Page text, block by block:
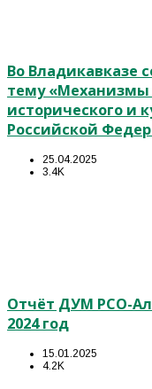
Во Владикавказе
тему «Механизмы
исторического и
Российской
25.04.2025
3.4K
Отчёт ДУМ РСО-
2024 год
15.01.2025
4.2K